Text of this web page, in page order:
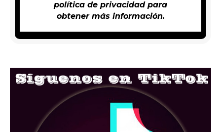
política de privacidadpara
obtener más información.